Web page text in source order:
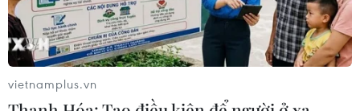
NAPAS, BIDV và Weixin Pay mở rộng
thanh toán QR Việt Nam-Trung
Quốc
vietnamplus.vn